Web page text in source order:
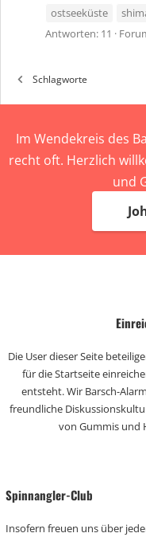
ostseeküste
Antworten: 11
Schlagworte
Im Wendekreis des
recht oft. Herzlich
und
Die User dieser Seite
für die Startseite
entsteht. Wir Barsch-
freundliche
von Gummis und
Spinnangler-Club
Insofern freuen uns über